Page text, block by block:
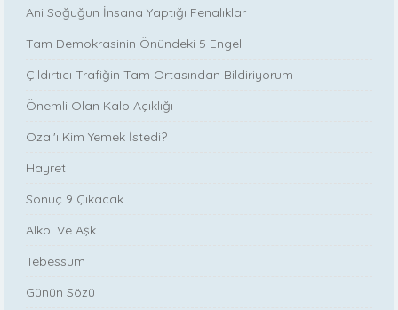
Ani Soğuğun İnsana Yaptığı Fenalıklar
Tam Demokrasinin Önündeki 5 Engel
Çıldırtıcı Trafiğin Tam Ortasından Bildiriyorum
Önemli Olan Kalp Açıklığı
Özal'ı Kim Yemek İstedi?
Hayret
Sonuç 9 Çıkacak
Alkol Ve Aşk
Tebessüm
Günün Sözü